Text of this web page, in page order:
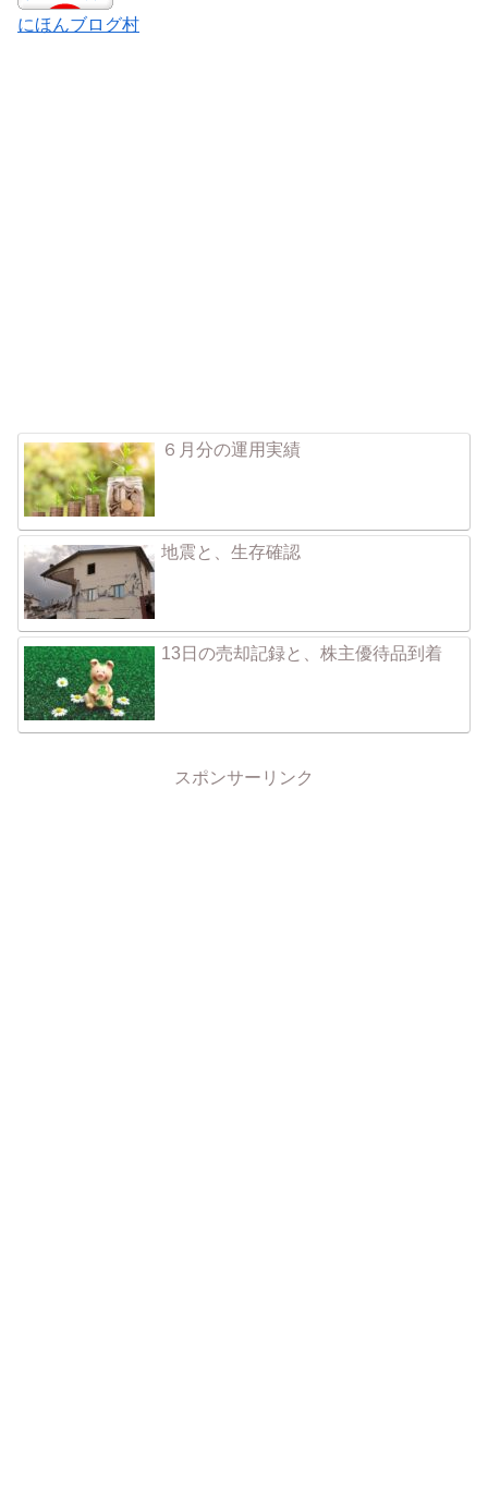
にほんブログ村
６月分の運用実績
地震と、生存確認
13日の売却記録と、株主優待品到着
スポンサーリンク